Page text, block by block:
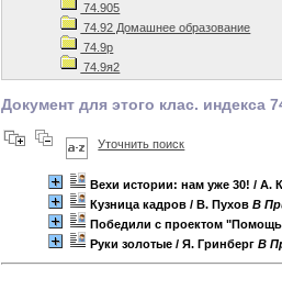
74.905
74.92 Домашнее образование
74.9р
74.9я2
Документ для этого клас. индекса
Уточнить поиск
Вехи истории: нам уже 30! / А.
Кузница кадров / В. ПуховB
Победили с проектом "Помощь
Руки золотые / Я. ГринбергB